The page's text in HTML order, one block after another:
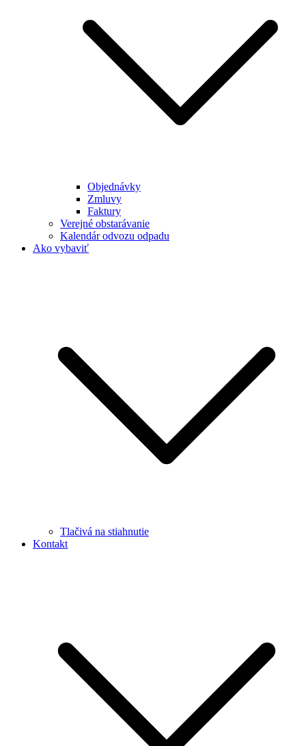
Objednávky
Zmluvy
Faktury
Verejné obstarávanie
Kalendár odvozu odpadu
Ako vybaviť
Tlačivá na stiahnutie
Kontakt